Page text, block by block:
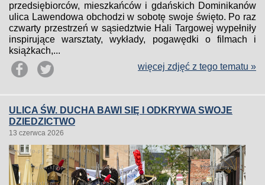
przedsiębiorców, mieszkańców i gdańskich Dominikanów
ulica Lawendowa obchodzi w sobotę swoje święto. Po raz
czwarty przestrzeń w sąsiedztwie Hali Targowej wypełniły
inspirujące warsztaty, wykłady, pogawędki o filmach i
książkach,...
więcej zdjęć z tego tematu »
ULICA ŚW. DUCHA BAWI SIĘ I ODKRYWA SWOJE
DZIEDZICTWO
13 czerwca 2026